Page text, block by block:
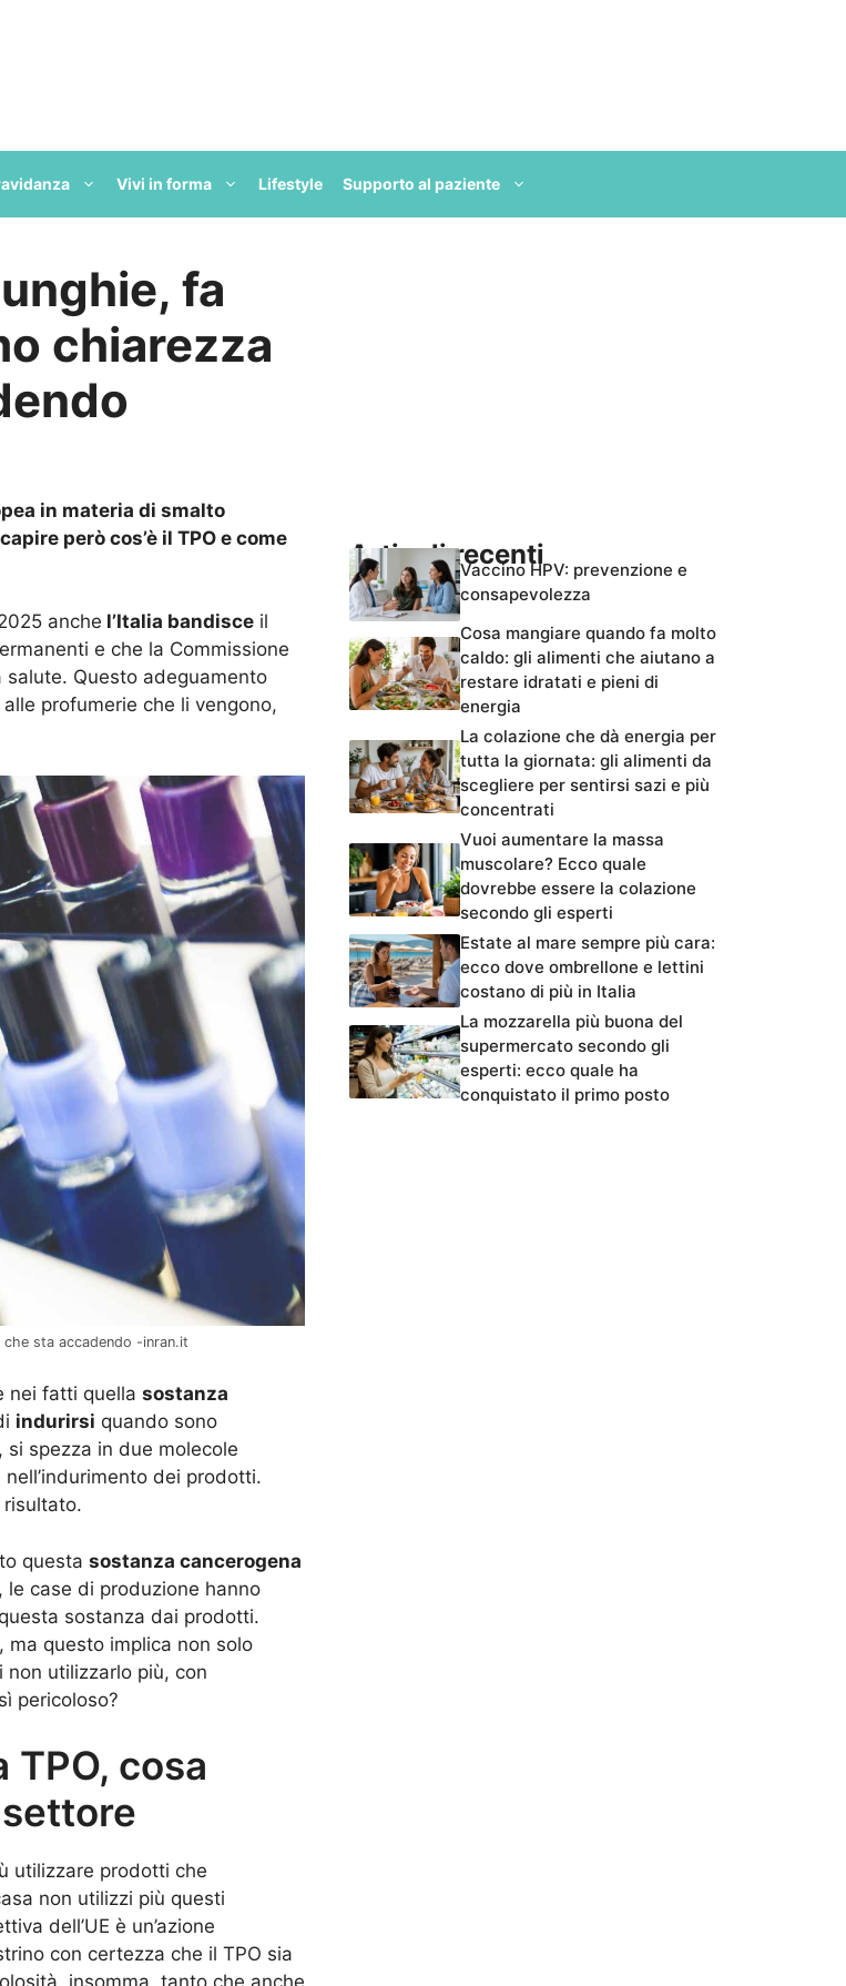
Vivi in forma Lifestyle Supporto al paziente
fa
chiarezza
in materia di smalto
però cos’è il TPO e come
anche l’Italia bandisce il
e che la Commissione
salute. Questo adeguamento
profumerie che li vengono,
che sta accadendo -inran.it
nei fatti quella sostanza
indurirsi quando sono
spezza in due molecole
dei prodotti.
risultato.
questa sostanza cancerogena
case di produzione hanno
sostanza dai prodotti.
ma questo implica non solo
utilizzarlo più, con
pericoloso?
cosa
utilizzare prodotti che
non utilizzi più questi
dell’UE è un’azione
con certezza che il TPO sia
Articoli recentiVaccino HPV: prevenzione e
consapevolezza
Cosa mangiare quando fa molto
caldo: gli alimenti che aiutano a
restare idratati e pieni di
energia
La colazione che dà energia per
tutta la giornata: gli alimenti da
scegliere per sentirsi sazi e più
concentrati
Vuoi aumentare la massa
muscolare? Ecco quale
dovrebbe essere la colazione
secondo gli esperti
Estate al mare sempre più cara:
ecco dove ombrellone e lettini
costano di più in Italia
La mozzarella più buona del
supermercato secondo gli
esperti: ecco quale ha
conquistato il primo posto